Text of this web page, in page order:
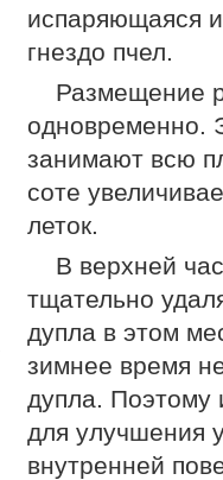
испаряющаяся
гнездо пчел.
Размещение
одновременно.
занимают всю
соте
леток.
В верхней
тщательно
дупла в этом
зимнее время
дупла. Поэтому
для улучшения
внутренней